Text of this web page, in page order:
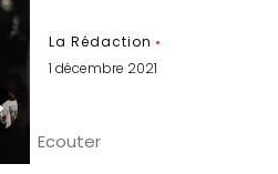
La Rédaction
1 décembre 2021
Ecouter